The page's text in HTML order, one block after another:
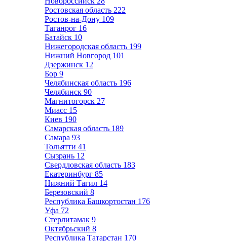
Ростовская область 222
Ростов-на-Дону 109
Таганрог 16
Батайск 10
Нижегородская область 199
Нижний Новгород 101
Дзержинск 12
Бор 9
Челябинская область 196
Челябинск 90
Магнитогорск 27
Миасс 15
Киев 190
Самарская область 189
Самара 93
Тольятти 41
Сызрань 12
Свердловская область 183
Екатеринбург 85
Нижний Тагил 14
Березовский 8
Республика Башкортостан 176
Уфа 72
Стерлитамак 9
Октябрьский 8
Республика Татарстан 170